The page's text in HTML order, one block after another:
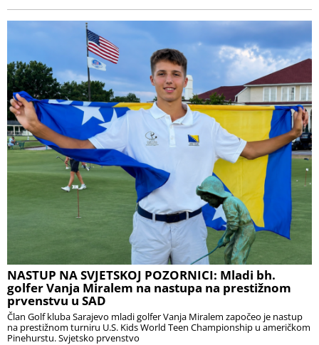
NASTUP NA SVJETSKOJ POZORNICI: Mladi bh.
golfer Vanja Miralem na nastupa na prestižnom
prvenstvu u SAD
Član Golf kluba Sarajevo mladi golfer Vanja Miralem započeo je nastup
na prestižnom turniru U.S. Kids World Teen Championship u američkom
Pinehurstu. Svjetsko prvenstvo